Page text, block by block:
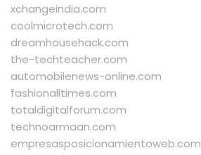
xchangeindia.com
coolmicrotech.com
dreamhousehack.com
the-techteacher.com
automobilenews-online.com
fashionalltimes.com
totaldigitalforum.com
technoarmaan.com
empresasposicionamientoweb.com